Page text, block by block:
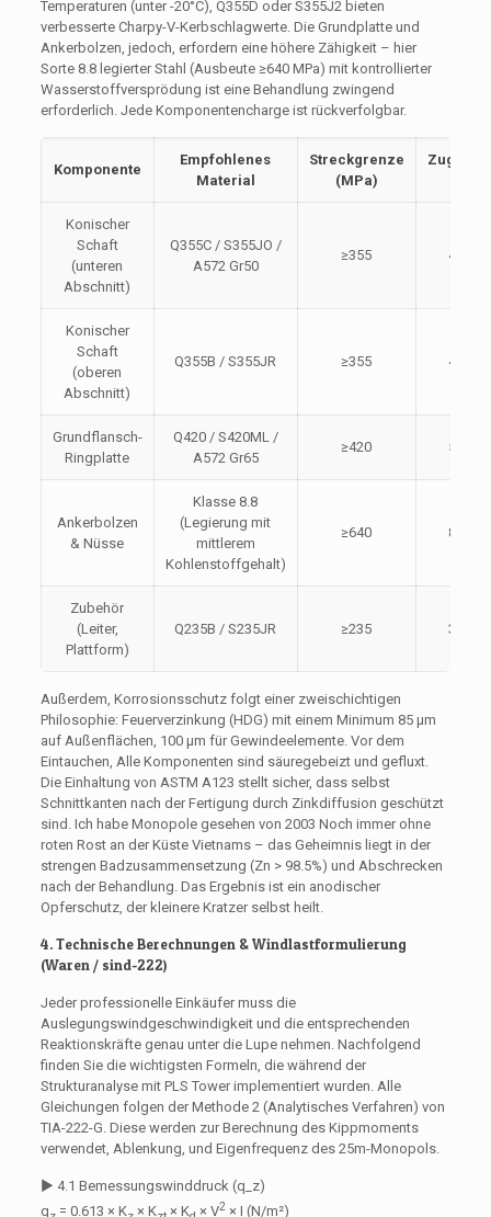
Temperaturen (unter -20°C), Q355D oder S355J2 bieten
verbesserte Charpy-V-Kerbschlagwerte. Die Grundplatte und
Ankerbolzen, jedoch, erfordern eine höhere Zähigkeit – hier
Sorte 8.8 legierter Stahl (Ausbeute ≥640 MPa) mit kontrollierter
Wasserstoffversprödung ist eine Behandlung zwingend
erforderlich. Jede Komponentencharge ist rückverfolgbar.
Komponente
Empfohlenes
Material
Streckgrenze
(MPa)
Konischer
Schaft
(unteren
Abschnitt)
Q355C / S355JO /
A572 Gr50
≥355 470-
Konischer
Schaft
(oberen
Abschnitt)
Q355B / S355JR ≥355 470-
Grundflansch-
Ringplatte
Q420 / S420ML /
A572 Gr65
≥420 520-
Ankerbolzen
& Nüsse
Klasse 8.8
(Legierung mit
mittlerem
Kohlenstoffgehalt)
≥640 800-
Zubehör
(Leiter,
Plattform)
Q235B / S235JR ≥235 370-
Außerdem, Korrosionsschutz folgt einer zweischichtigen
Philosophie: Feuerverzinkung (HDG) mit einem Minimum 85 μm
auf Außenflächen, 100 μm für Gewindeelemente. Vor dem
Eintauchen, Alle Komponenten sind säuregebeizt und gefluxt.
Die Einhaltung von ASTM A123 stellt sicher, dass selbst
Schnittkanten nach der Fertigung durch Zinkdiffusion geschützt
sind. Ich habe Monopole gesehen von 2003 Noch immer ohne
roten Rost an der Küste Vietnams – das Geheimnis liegt in der
strengen Badzusammensetzung (Zn > 98.5%) und Abschrecken
nach der Behandlung. Das Ergebnis ist ein anodischer
Opferschutz, der kleinere Kratzer selbst heilt.
4. Technische Berechnungen & Windlastformulierung
(Waren / sind-222)
Jeder professionelle Einkäufer muss die
Auslegungswindgeschwindigkeit und die entsprechenden
Reaktionskräfte genau unter die Lupe nehmen. Nachfolgend
finden Sie die wichtigsten Formeln, die während der
Strukturanalyse mit PLS Tower implementiert wurden. Alle
Gleichungen folgen der Methode 2 (Analytisches Verfahren) von
TIA-222-G. Diese werden zur Berechnung des Kippmoments
verwendet, Ablenkung, und Eigenfrequenz des 25m-Monopols.
▶ 4.1 Bemessungswinddruck (q_z)
q = 0.613 × K × K × K × V2× I (N/m²)